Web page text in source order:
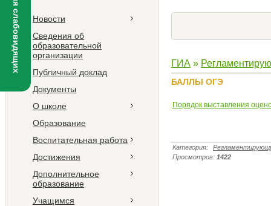
Новости
Сведения об
образовательной
организации
Публичный доклад
Документы
О школе
Образование
Воспитательная работа
Достижения
Дополнительное
образование
Учащимся
ГИА »
БАЛЛЫ ОГЭ
Порядок выставления
Категория:
Просмотров: 1422